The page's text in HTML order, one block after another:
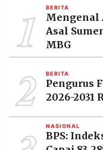
1 BERITA
Mengenal
Asal
MBG
2 BERITA
Pengurus
2026-2031
NASIONAL
BPS: